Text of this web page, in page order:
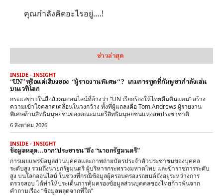
คุณกำลังคิดอะไรอยู่….!
ข่าวล่าสุด
INSIDE - INSIGHT
“UN” หรือแค่เสียงของ “ผู้รายงานพิเศษ“ ? เกมการทูตที่กัมพูชากำลังเล่น
บนเวทีโลก
กระแสข่าวในสื่อสังคมออนไลน์ที่อ้างว่า “UN เรียกร้องให้ไทยคืนดินแดน” สร้าง
ความเข้าใจคลาดเคลื่อนในวงกว้าง ทั้งที่ผู้แถลงคือ Tom Andrews ผู้รายงาน
พิเศษด้านสิทธิมนุษยชนของคณะมนตรีสิทธิมนุษยชนแห่งสหประชาชาติ
6 สิงหาคม 2026
INSIDE - INSIGHT
ข้อมูลหลุด…จาก“ประชาชน”ถึง “นายกรัฐมนตรี”
การเผยแพร่ข้อมูลส่วนบุคคลและภาพถ่ายบัตรประจำตัวประชาชนของบุคคล
ระดับสูง รวมถึงนายกรัฐมนตรี ผู้บริหารกระทรวงมหาดไทย และข้าราชการระดับ
สูง บนโลกออนไลน์ ในช่วงที่กรณีข้อมูลผู้ครอบครองรถยนต์ยังอยู่ระหว่างการ
ตรวจสอบ ได้ทำให้ประเด็นการคุ้มครองข้อมูลส่วนบุคคลของไทยก้าวพ้นจาก
คำถามเรื่อง “ข้อมูลหลุดจากที่ใด”